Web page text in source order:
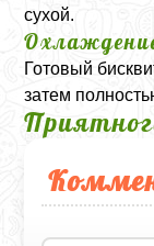
сухой.
Готовый
затем